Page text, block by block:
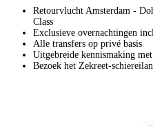
Retourvlucht Amsterdam -
Class
Exclusieve overnachtingen
Alle transfers op privé basis
Uitgebreide kennismaking
Bezoek het Zekreet-